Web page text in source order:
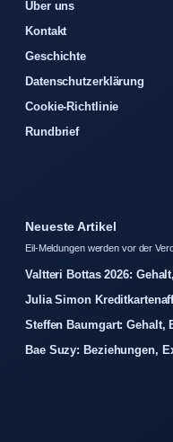
Über uns
Kontakt
Geschichte
Datenschutzerklärung
Cookie-Richtlinie
Rundbrief
Neueste Artikel
Eil-Meldungen werden vor der
Valtteri Bottas 2026:
Julia Simon
Steffen Baumgart: Gehalt,
Bae Suzy: Beziehungen,